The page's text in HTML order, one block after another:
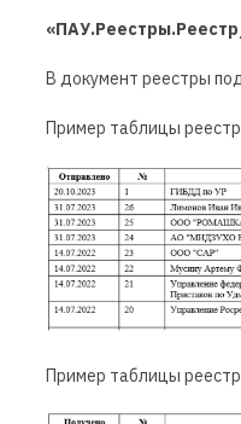
В документ реестры
Пример таблицы
Пример таблицы